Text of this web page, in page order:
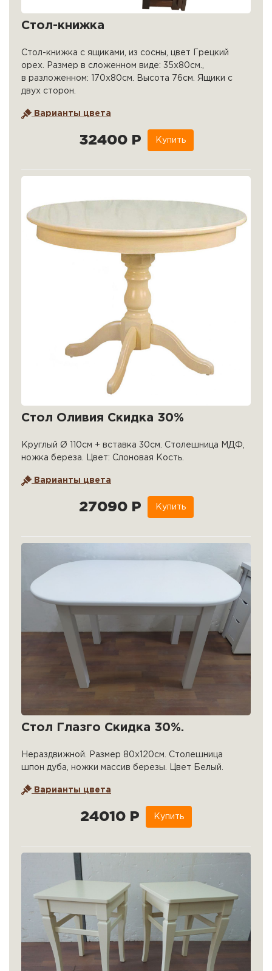
Стол-книжка
Стол-книжка с ящиками, из сосны, цвет Грецкий
орех. Размер в сложенном виде: 35х80см.,
в разложенном: 170х80см. Высота 76см. Ящики с
двух сторон.
Варианты цвета
32400 Р Купить
Стол Оливия Скидка 30%
Круглый Ø 110см + вставка 30см. Столешница МДФ,
ножка береза. Цвет: Слоновая Кость.
Варианты цвета
27090 Р Купить
Стол Глазго Скидка 30%.
Нераздвижной. Размер 80х120см. Столешница
шпон дуба, ножки массив березы. Цвет Белый.
Варианты цвета
24010 Р Купить